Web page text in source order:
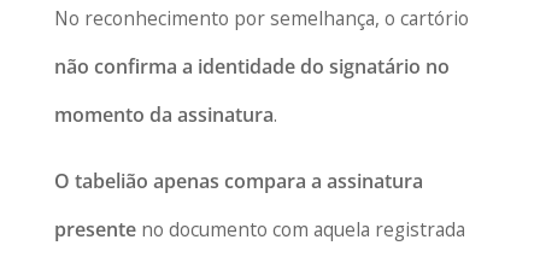
No reconhecimento por semelhança, o cartório
não confirma a identidade do signatário no
momento da assinatura.
O tabelião apenas compara a assinatura
presenteno documento com aquela registrada